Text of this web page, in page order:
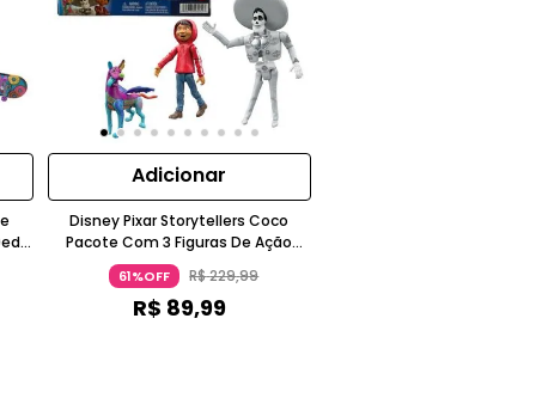
Adicionar
Disney Pixar Storytellers Coco
Pacote Com 3 Figuras De Ação
Articuladas 3-4 Anos Mattel
61%OFF R$229,99
R$ 89,99